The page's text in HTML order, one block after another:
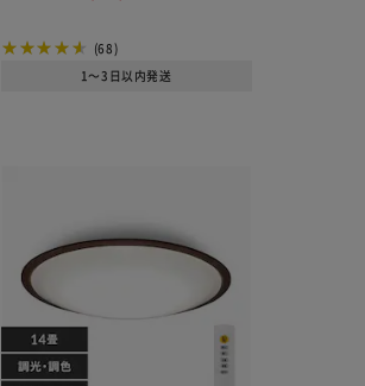
(68)
1～3日以内発送